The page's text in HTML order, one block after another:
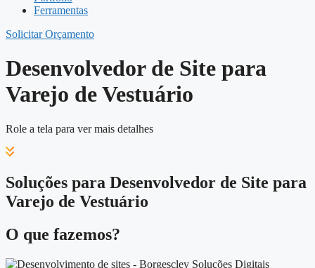
Ferramentas
Solicitar Orçamento
Desenvolvedor de Site para
Varejo de Vestuário
Role a tela para ver mais detalhes
Soluções para Desenvolvedor de Site para
Varejo de Vestuário
O que fazemos?